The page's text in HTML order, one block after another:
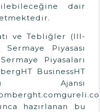
dair
ve Tebliğler (III-
Piyasası
Piyasaları
BusinessHT
Ajansı
hazırlanan bu